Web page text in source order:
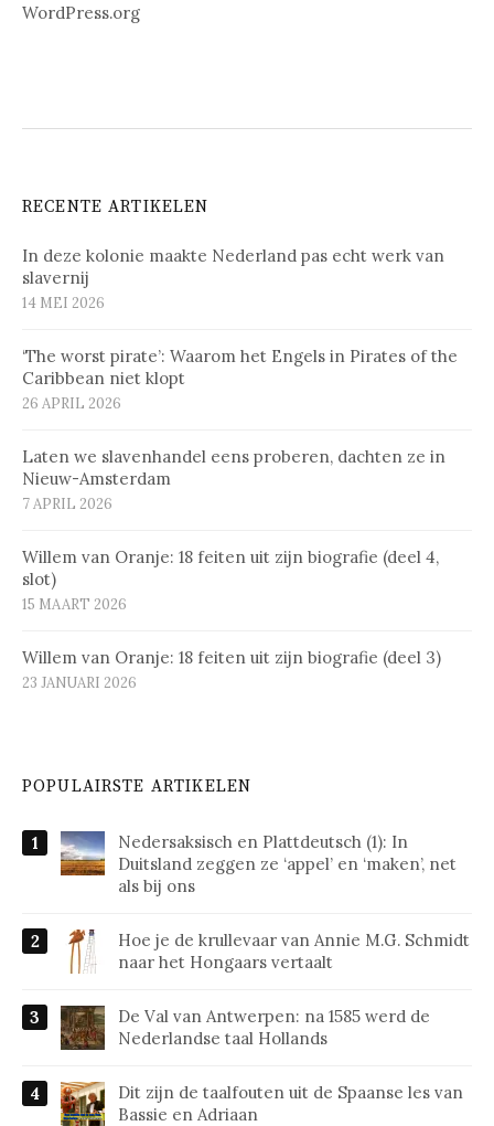
WordPress.org
RECENTE ARTIKELEN
In deze kolonie maakte Nederland pas echt werk van
slavernij
14 MEI 2026
‘The worst pirate’: Waarom het Engels in Pirates of the
Caribbean niet klopt
26 APRIL 2026
Laten we slavenhandel eens proberen, dachten ze in
Nieuw-Amsterdam
7 APRIL 2026
Willem van Oranje: 18 feiten uit zijn biografie (deel 4,
slot)
15 MAART 2026
Willem van Oranje: 18 feiten uit zijn biografie (deel 3)
23 JANUARI 2026
POPULAIRSTE ARTIKELEN
Nedersaksisch en Plattdeutsch (1): In
Duitsland zeggen ze ‘appel’ en ‘maken’, net
als bij ons
Hoe je de krullevaar van Annie M.G. Schmidt
naar het Hongaars vertaalt
De Val van Antwerpen: na 1585 werd de
Nederlandse taal Hollands
Dit zijn de taalfouten uit de Spaanse les van
Bassie en Adriaan